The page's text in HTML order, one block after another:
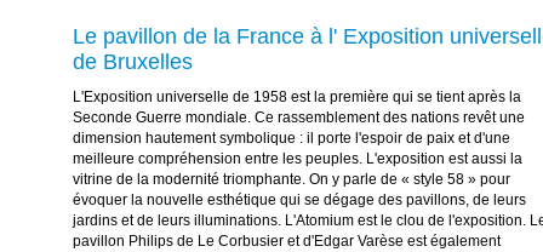
Le pavillon de la France à l' Exposition
de Bruxelles
L'Exposition universelle de 1958 est la première qui se tient après la
Seconde Guerre mondiale. Ce rassemblement des nations revêt une
dimension hautement symbolique : il porte l'espoir de paix et d'une
meilleure compréhension entre les peuples. L'exposition est aussi la
vitrine de la modernité triomphante. On y parle de « style 58 » pour
évoquer la nouvelle esthétique qui se dégage des pavillons, de leurs
jardins et de leurs illuminations. L'Atomium est le clou de l'exposition.
pavillon Philips de Le Corbusier et d'Edgar Varèse est également